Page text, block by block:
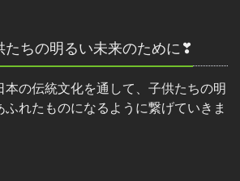
たちの明るい未来のために❣
本の伝統文化を通して、子供たちの明
ふれたものになるように繋げていきま